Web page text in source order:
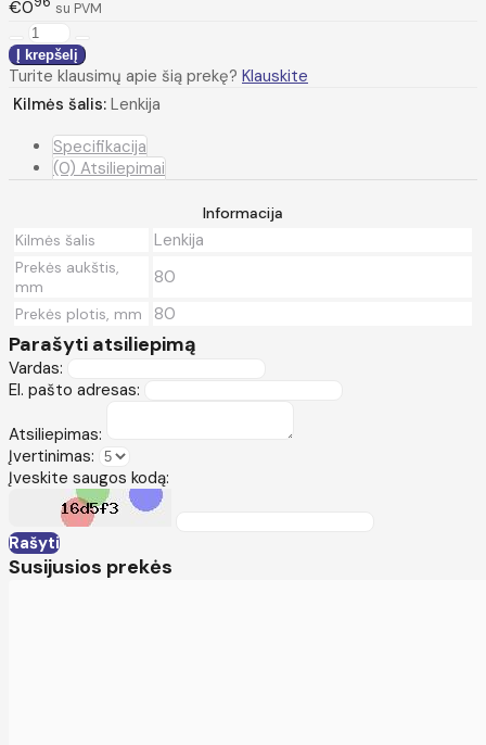
€0
su PVM
Turite klausimų apie šią prekę? Klauskite
Kilmės šalis: Lenkija
Specifikacija
(0) Atsiliepimai
Informacija
Kilmės šalis
Lenkija
Prekės aukštis,
mm
80
Prekės plotis, mm 80
Parašyti atsiliepimą
Vardas:
El. pašto adresas:
Atsiliepimas:
Įvertinimas:
Įveskite saugos kodą:
Rašyti
Susijusios prekės